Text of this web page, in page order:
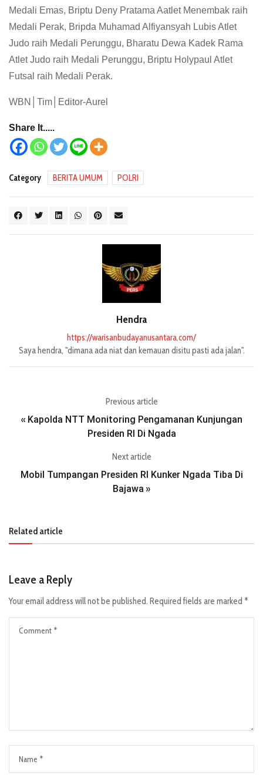
Medali Emas, Briptu Deny Pratama Aatlet Menembak raih
Medali Perak, Bripda Muhamad Alfiyansyah Lubis Atlet
Judo raih Medali Perunggu, Bharatu Dewa Kadek Rama
Atlet Judo raih Medali Perunggu, Briptu Holypaul Atlet
Futsal raih Medali Perak.
WBN│Tim│Editor-Aurel
Share It.....
Category BERITA UMUM POLRI
Hendra
https://warisanbudayanusantara.com/
Saya hendra, "dimana ada niat dan kemauan disitu pasti ada jalan".
Previous article
« Kapolda NTT Monitoring Pengamanan Kunjungan
Presiden RI Di Ngada
Next article
Mobil Tumpangan Presiden RI Kunker Ngada Tiba Di
Bajawa »
Related article
Leave a Reply
Your email address will not be published. Required fields are marked *